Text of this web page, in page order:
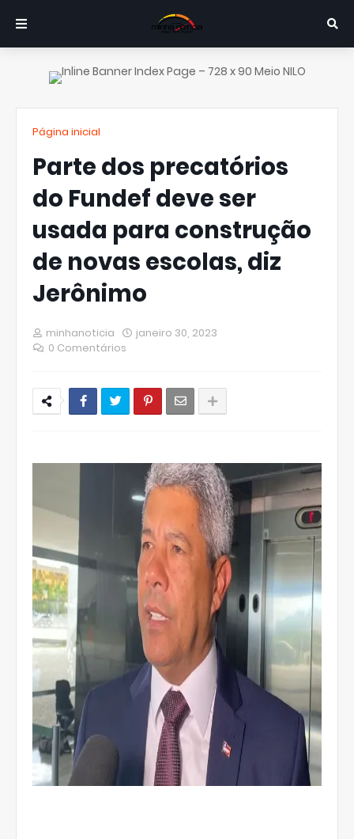
Página inicial
Parte dos precatórios
do Fundef deve ser
usada para construção
de novas escolas, diz
Jerônimo
minhanoticia
janeiro 30, 2023
0 Comentários